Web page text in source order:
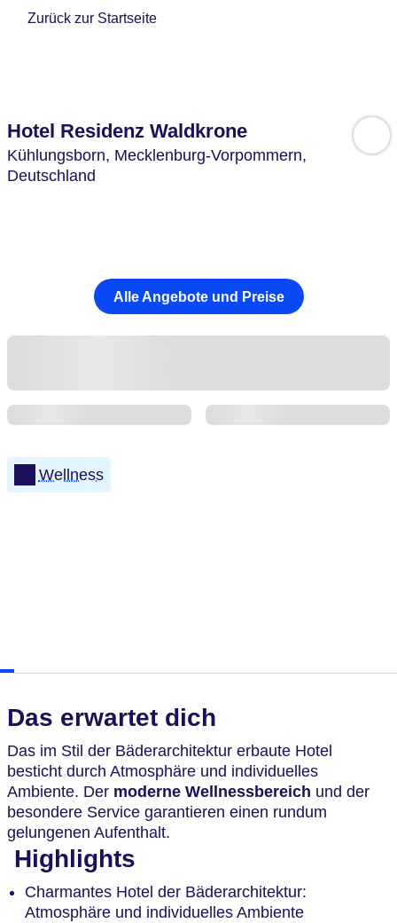
Zurück zur Startseite
Hotel Residenz Waldkrone
Kühlungsborn, Mecklenburg-Vorpommern,
Deutschland
Alle Angebote und Preise
Wellness
Das erwartet dich
Das im Stil der Bäderarchitektur erbaute Hotel
besticht durch Atmosphäre und individuelles
Ambiente. Der moderne Wellnessbereich und der
besondere Service garantieren einen rundum
gelungenen Aufenthalt.
Highlights
Charmantes Hotel der Bäderarchitektur:
Atmosphäre und individuelles Ambiente